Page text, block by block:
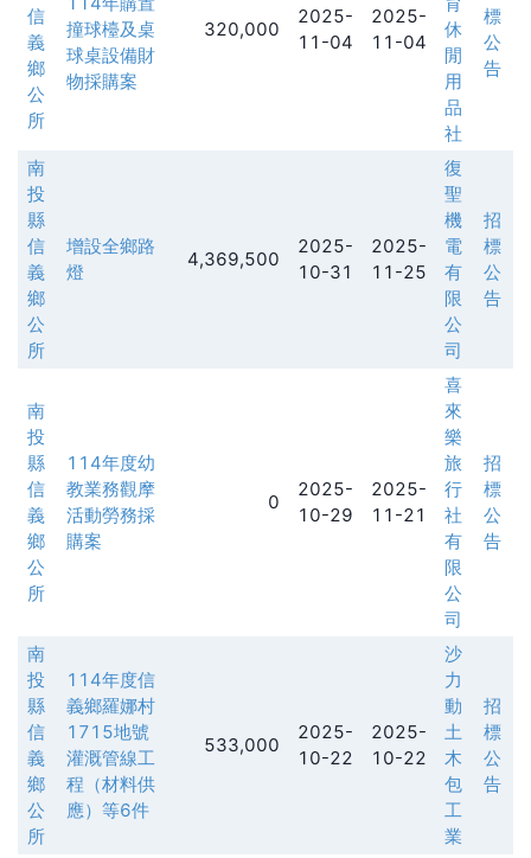
信
義
鄉
公
所
撞球檯及桌
球桌設備財
物採購案
320,000
2025-
11-04
2025-
11-04
休
閒
用
品
社
標
公
告
南
投
縣
信
義
鄉
公
所
增設全鄉路
燈
4,369,500
2025-
10-31
2025-
11-25
復
聖
機
電
有
限
公
司
招
標
公
告
南
投
縣
信
義
鄉
公
所
114年度幼
教業務觀摩
活動勞務採
購案
0
2025-
10-29
2025-
11-21
喜
來
樂
旅
行
社
有
限
公
司
招
標
公
告
南
投
縣
信
義
鄉
公
所
114年度信
義鄉羅娜村
1715地號
灌溉管線工
程（材料供
應）等6件
533,000
2025-
10-22
2025-
10-22
沙
力
動
土
木
包
工
業
招
標
公
告